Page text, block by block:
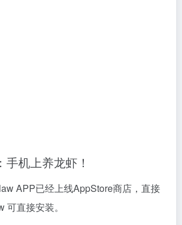
手机上养龙虾！
APP已经上线AppStore商店，直接
直接安装。